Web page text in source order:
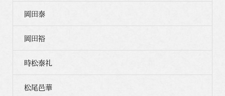
岡田泰
岡田裕
時松泰礼
松尾邑華